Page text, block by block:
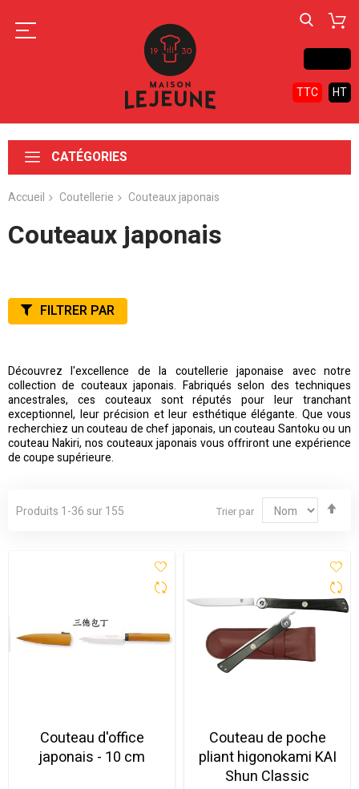
TTC HT
CATÉGORIES
Accueil Coutellerie Couteaux japonais
Couteaux japonais
Découvrez l'excellence de la coutellerie japonaise avec notre
collection de couteaux japonais. Fabriqués selon des techniques
ancestrales, ces couteaux sont réputés pour leur tranchant
exceptionnel, leur précision et leur esthétique élégante. Que vous
recherchiez un couteau de chef japonais, un couteau Santoku ou un
couteau Nakiri, nos couteaux japonais vous offriront une expérience
de coupe supérieure.
Produits 1-36 sur155 Trier par
Couteau d'office
japonais - 10 cm
Couteau de poche
pliant higonokami KAI
Shun Classic
FILTRER PAR